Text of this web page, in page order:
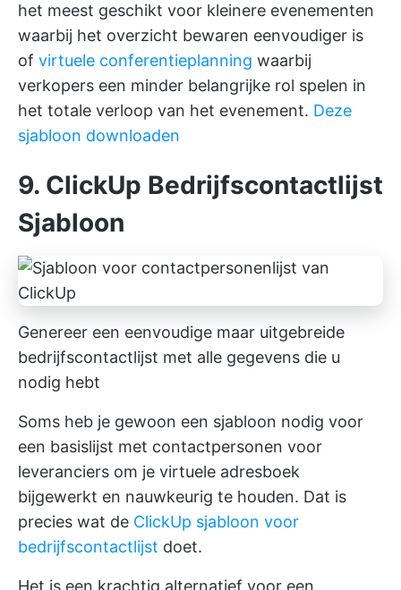
het meest geschikt voor kleinere evenementen
waarbij het overzicht bewaren eenvoudiger is
of virtuele conferentieplanning waarbij
verkopers een minder belangrijke rol spelen in
het totale verloop van het evenement. Deze
sjabloon downloaden
9. ClickUp Bedrijfscontactlijst
Sjabloon
Genereer een eenvoudige maar uitgebreide
bedrijfscontactlijst met alle gegevens die u
nodig hebt
Soms heb je gewoon een sjabloon nodig voor
een basislijst met contactpersonen voor
leveranciers om je virtuele adresboek
bijgewerkt en nauwkeurig te houden. Dat is
precies wat de ClickUp sjabloon voor
bedrijfscontactlijst doet.